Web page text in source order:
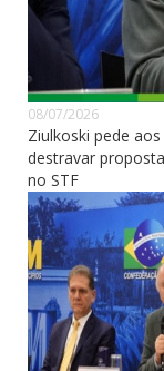
08/07/2026
Ziulkoski pede
destravar
no STF